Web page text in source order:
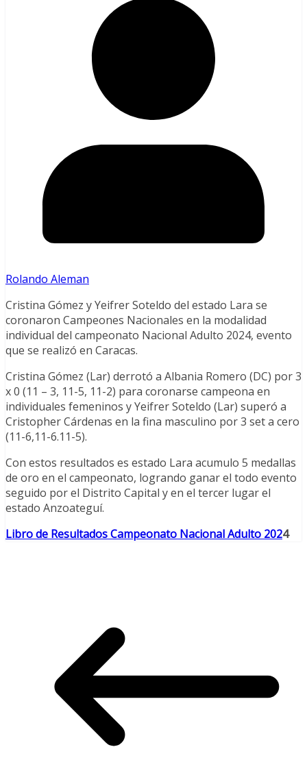
Rolando Aleman
Cristina Gómez y Yeifrer Soteldo del estado Lara se
coronaron Campeones Nacionales en la modalidad
individual del campeonato Nacional Adulto 2024, evento
que se realizó en Caracas.
Cristina Gómez (Lar) derrotó a Albania Romero (DC) por 3
x 0 (11 – 3, 11-5, 11-2) para coronarse campeona en
individuales femeninos y Yeifrer Soteldo (Lar) superó a
Cristopher Cárdenas en la fina masculino por 3 set a cero
(11-6,11-6.11-5).
Con estos resultados es estado Lara acumulo 5 medallas
de oro en el campeonato, logrando ganar el todo evento
seguido por el Distrito Capital y en el tercer lugar el
estado Anzoateguí.
Libro de Resultados Campeonato Nacional Adulto 2024